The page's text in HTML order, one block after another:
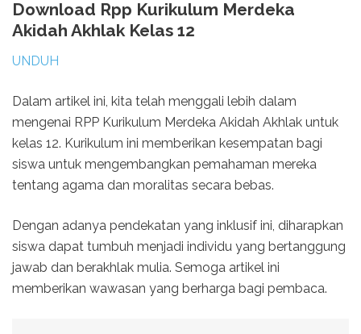
Download Rpp Kurikulum Merdeka
Akidah Akhlak Kelas 12
UNDUH
Dalam artikel ini, kita telah menggali lebih dalam
mengenai RPP Kurikulum Merdeka Akidah Akhlak untuk
kelas 12. Kurikulum ini memberikan kesempatan bagi
siswa untuk mengembangkan pemahaman mereka
tentang agama dan moralitas secara bebas.
Dengan adanya pendekatan yang inklusif ini, diharapkan
siswa dapat tumbuh menjadi individu yang bertanggung
jawab dan berakhlak mulia. Semoga artikel ini
memberikan wawasan yang berharga bagi pembaca.